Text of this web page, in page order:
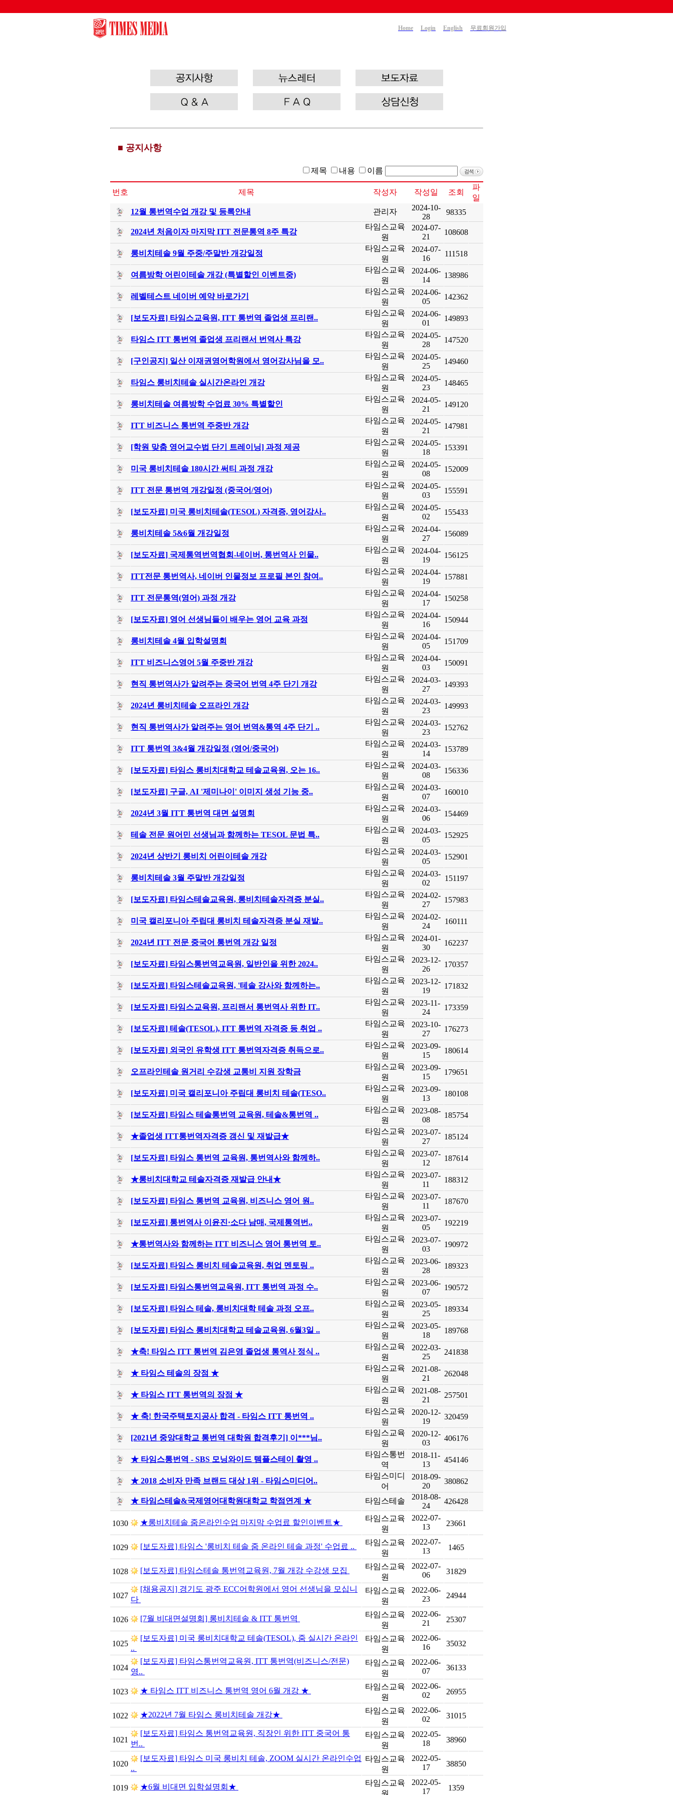
Home Login English 무료회원가입
■ 공지사항
제목 내용 이름
번호 제목 작성자 작성일 조회
파
일
12월 통번역수업 개강 및 등록안내
관리자
2024-10-
28
98335
2024년 처음이자 마지막 ITT 전문통역 8주 특강
타임스교육
원
2024-07-
21
108608
롱비치테솔 9월 주중/주말반 개강일정
타임스교육
원
2024-07-
16
111518
여름방학 어린이테솔 개강 (특별할인 이벤트중)
타임스교육
원
2024-06-
14
138986
레벨테스트 네이버 예약 바로가기
타임스교육
원
2024-06-
05
142362
[보도자료] 타임스교육원, ITT 통번역 졸업생 프리랜..
타임스교육
원
2024-06-
01
149893
타임스 ITT 통번역 졸업생 프리랜서 번역사 특강
타임스교육
원
2024-05-
28
147520
[구인공지] 일산 이재권영어학원에서 영어강사님을 모..
타임스교육
원
2024-05-
25
149460
타임스 롱비치테솔 실시간온라인 개강
타임스교육
원
2024-05-
23
148465
롱비치테솔 여름방학 수업료 30% 특별할인
타임스교육
원
2024-05-
21
149120
ITT 비즈니스 통번역 주중반 개강
타임스교육
원
2024-05-
21
147981
[학원 맞춤 영어교수법 단기 트레이닝] 과정 제공
타임스교육
원
2024-05-
18
153391
미국 롱비치테솔 180시간 써티 과정 개강
타임스교육
원
2024-05-
08
152009
ITT 전문 통번역 개강일정 (중국어/영어)
타임스교육
원
2024-05-
03
155591
[보도자료] 미국 롱비치테솔(TESOL) 자격증, 영어강사..
타임스교육
원
2024-05-
02
155433
롱비치테솔 5&6월 개강일정
타임스교육
원
2024-04-
27
156089
[보도자료] 국제통역번역협회-네이버, 통번역사 인물..
타임스교육
원
2024-04-
19
156125
ITT전문 통번역사, 네이버 인물정보 프로필 본인 참여..
타임스교육
원
2024-04-
19
157881
ITT 전문통역(영어) 과정 개강
타임스교육
원
2024-04-
17
150258
[보도자료] 영어 선생님들이 배우는 영어 교육 과정
타임스교육
원
2024-04-
16
150944
롱비치테솔 4월 입학설명회
타임스교육
원
2024-04-
05
151709
ITT 비즈니스영어 5월 주중반 개강
타임스교육
원
2024-04-
03
150091
현직 통번역사가 알려주는 중국어 번역 4주 단기 개강
타임스교육
원
2024-03-
27
149393
2024년 롱비치테솔 오프라인 개강
타임스교육
원
2024-03-
23
149993
현직 통번역사가 알려주는 영어 번역&통역 4주 단기 ..
타임스교육
원
2024-03-
23
152762
ITT 통번역 3&4월 개강일정 (영어/중국어)
타임스교육
원
2024-03-
14
153789
[보도자료] 타임스 롱비치대학교 테솔교육원, 오는 16..
타임스교육
원
2024-03-
08
156336
[보도자료] 구글, AI '제미나이' 이미지 생성 기능 중..
타임스교육
원
2024-03-
07
160010
2024년 3월 ITT 통번역 대면 설명회
타임스교육
원
2024-03-
06
154469
테솔 전문 원어민 선생님과 함께하는 TESOL 문법 특..
타임스교육
원
2024-03-
05
152925
2024년 상반기 롱비치 어린이테솔 개강
타임스교육
원
2024-03-
05
152901
롱비치테솔 3월 주말반 개강일정
타임스교육
원
2024-03-
02
151197
[보도자료] 타임스테솔교육원, 롱비치테솔자격증 분실..
타임스교육
원
2024-02-
27
157983
미국 캘리포니아 주립대 롱비치 테솔자격증 분실 재발..
타임스교육
원
2024-02-
24
160111
2024년 ITT 전문 중국어 통번역 개강 일정
타임스교육
원
2024-01-
30
162237
[보도자료] 타임스통번역교육원, 일반인을 위한 2024..
타임스교육
원
2023-12-
26
170357
[보도자료] 타임스테솔교육원, '테솔 강사와 함께하는..
타임스교육
원
2023-12-
19
171832
[보도자료] 타임스교육원, 프리랜서 통번역사 위한 IT..
타임스교육
원
2023-11-
24
173359
[보도자료] 테솔(TESOL), ITT 통번역 자격증 등 취업 ..
타임스교육
원
2023-10-
27
176273
[보도자료] 외국인 유학생 ITT 통번역자격증 취득으로..
타임스교육
원
2023-09-
15
180614
오프라인테솔 원거리 수강생 교통비 지원 장학금
타임스교육
원
2023-09-
15
179651
[보도자료] 미국 캘리포니아 주립대 롱비치 테솔(TESO..
타임스교육
원
2023-09-
13
180108
[보도자료] 타임스 테솔통번역 교육원, 테솔&통번역 ..
타임스교육
원
2023-08-
08
185754
★졸업생 ITT통번역자격증 갱신 및 재발급★
타임스교육
원
2023-07-
27
185124
[보도자료] 타임스 통번역 교육원, 통번역사와 함께하..
타임스교육
원
2023-07-
12
187614
★롱비치대학교 테솔자격증 재발급 안내★
타임스교육
원
2023-07-
11
188312
[보도자료] 타임스 통번역 교육원, 비즈니스 영어 원..
타임스교육
원
2023-07-
11
187670
[보도자료] 통번역사 이윤진·소다 남매, 국제통역번..
타임스교육
원
2023-07-
05
192219
★통번역사와 함께하는 ITT 비즈니스 영어 통번역 토..
타임스교육
원
2023-07-
03
190972
[보도자료] 타임스 롱비치 테솔교육원, 취업 멘토링 ..
타임스교육
원
2023-06-
28
189323
[보도자료] 타임스통번역교육원, ITT 통번역 과정 수..
타임스교육
원
2023-06-
07
190572
[보도자료] 타임스 테솔, 롱비치대학 테솔 과정 오프..
타임스교육
원
2023-05-
25
189334
[보도자료] 타임스 롱비치대학교 테솔교육원, 6월3일 ..
타임스교육
원
2023-05-
18
189768
★축! 타임스 ITT 통번역 김은영 졸업생 통역사 정식 ..
타임스교육
원
2022-03-
25
241838
★ 타임스 테솔의 장점 ★
타임스교육
원
2021-08-
21
262048
★ 타임스 ITT 통번역의 장점 ★
타임스교육
원
2021-08-
21
257501
★ 축! 한국주택토지공사 합격 - 타임스 ITT 통번역 ..
타임스교육
원
2020-12-
19
320459
[2021년 중앙대학교 통번역 대학원 합격후기] 이***님..
타임스교육
원
2020-12-
03
406176
★ 타임스통번역 - SBS 모닝와이드 템플스테이 촬영 ..
타임스통번
역
2018-11-
13
454146
★ 2018 소비자 만족 브랜드 대상 1위 - 타임스미디어..
타임스미디
어
2018-09-
20
380862
★ 타임스테솔&국제영어대학원대학교 학점연계 ★ 타임스테솔
2018-08-
24
426428
1030 ★롱비치테솔 줌온라인수업 마지막 수업료 할인이벤트★
타임스교육
원
2022-07-
13
23661
1029 [보도자료] 타임스 '롱비치 테솔 줌 온라인 테솔 과정' 수업료 ..
타임스교육
원
2022-07-
13
1465
1028 [보도자료] 타임스테솔 통번역교육원, 7월 개강 수강생 모집
타임스교육
원
2022-07-
06
31829
1027
[채용공지] 경기도 광주 ECC어학원에서 영어 선생님을 모십니
다
타임스교육
원
2022-06-
23
24944
1026 [7월 비대면설명회] 롱비치테솔 & ITT 통번역
타임스교육
원
2022-06-
21
25307
1025
[보도자료] 미국 롱비치대학교 테솔(TESOL), 줌 실시간 온라인
..
타임스교육
원
2022-06-
16
35032
1024
[보도자료] 타임스통번역교육원, ITT 통번역(비즈니스/전문)
영..
타임스교육
원
2022-06-
07
36133
1023 ★ 타임스 ITT 비즈니스 통번역 영어 6월 개강 ★
타임스교육
원
2022-06-
02
26955
1022 ★2022년 7월 타임스 롱비치테솔 개강★
타임스교육
원
2022-06-
02
31015
1021
[보도자료] 타임스 통번역교육원, 직장인 위한 ITT 중국어 통
번..
타임스교육
원
2022-05-
18
38960
1020
[보도자료] 타임스 미국 롱비치 테솔, ZOOM 실시간 온라인수업
..
타임스교육
원
2022-05-
17
38850
1019 ★6월 비대면 입학설명회★
타임스교육
원
2022-05-
17
1359